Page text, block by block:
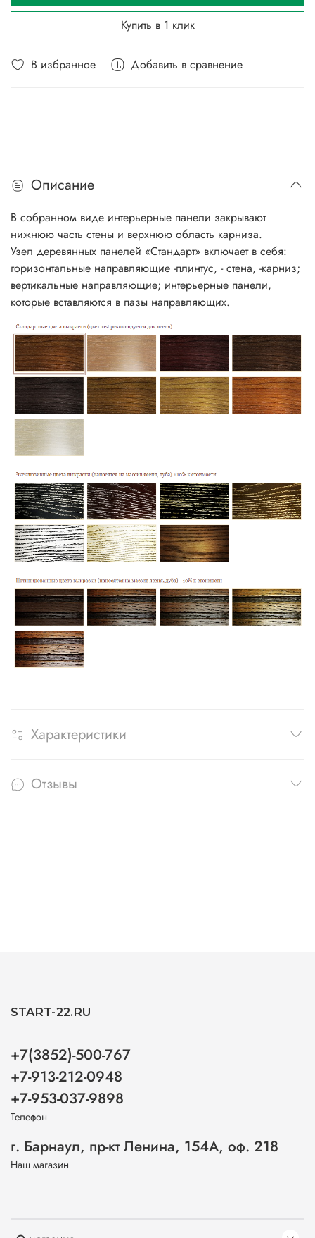
В избранное Добавить в сравнение
Купить в 1 клик
Описание
В собранном виде интерьерные панели закрывают
нижнюю часть стены и верхнюю область карниза.
Узел деревянных панелей «Стандарт» включает в себя:
горизонтальные направляющие -плинтус, - стена, -карниз;
вертикальные направляющие; интерьерные панели,
которые вставляются в пазы направляющих.
Характеристики
Отзывы
START-22.RU
+7(3852)-500-767
+7-913-212-0948
+7-953-037-9898
Телефон
г. Барнаул, пр-кт Ленина, 154А, оф. 218
Наш магазин